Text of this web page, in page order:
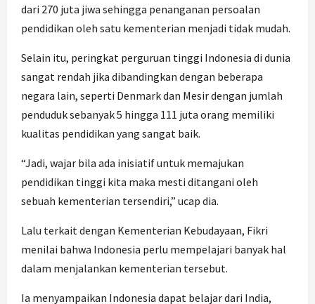
dari 270 juta jiwa sehingga penanganan persoalan
pendidikan oleh satu kementerian menjadi tidak mudah.
Selain itu, peringkat perguruan tinggi Indonesia di dunia
sangat rendah jika dibandingkan dengan beberapa
negara lain, seperti Denmark dan Mesir dengan jumlah
penduduk sebanyak 5 hingga 111 juta orang memiliki
kualitas pendidikan yang sangat baik.
“Jadi, wajar bila ada inisiatif untuk memajukan
pendidikan tinggi kita maka mesti ditangani oleh
sebuah kementerian tersendiri,” ucap dia.
Lalu terkait dengan Kementerian Kebudayaan, Fikri
menilai bahwa Indonesia perlu mempelajari banyak hal
dalam menjalankan kementerian tersebut.
Ia menyampaikan Indonesia dapat belajar dari India,